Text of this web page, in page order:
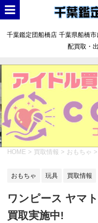
千葉鑑定団船橋店 千葉県船橋
配買取・
HOME > 買取情報 > おもちゃ >
おもちゃ 玩具 買取情報
ワンピース ヤマ
買取実施中!